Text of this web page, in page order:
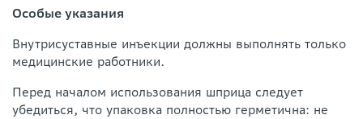
Особые указания
Внутрисуставные инъекции должны выполнять только
медицинские работники.
Перед началом использования шприца следует
убедиться, что упаковка полностью герметична: не